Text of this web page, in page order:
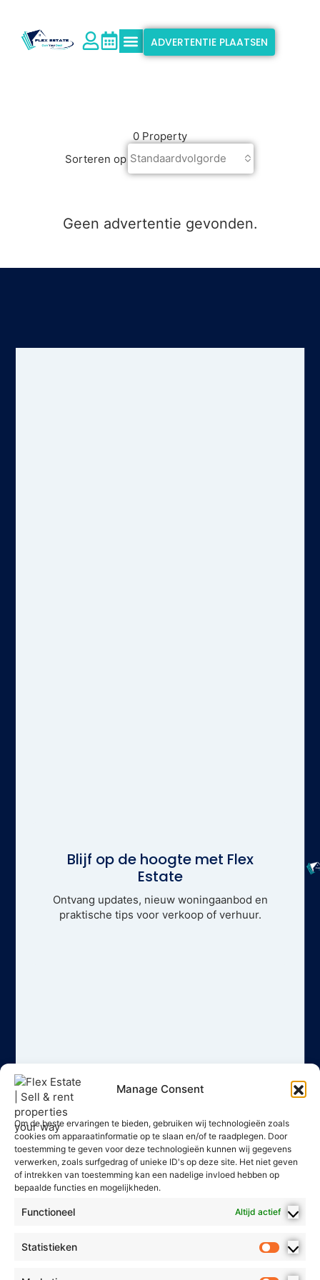
Manage Consent
Om de beste ervaringen te bieden, gebruiken wij technologieën zoals
cookies om apparaatinformatie op te slaan en/of te raadplegen. Door
toestemming te geven voor deze technologieën kunnen wij gegevens
verwerken, zoals surfgedrag of unieke ID's op deze site. Het niet geven
of intrekken van toestemming kan een nadelige invloed hebben op
bepaalde functies en mogelijkheden.
Functioneel Altijd actief
Statistieken
ADVERTENTIE PLAATSEN
0 Property
Sorteren op Standaardvolgorde
Geen advertentie gevonden.
Blijf op de hoogte met Flex
Estate
Ontvang updates, nieuw woningaanbod en
praktische tips voor verkoop of verhuur.